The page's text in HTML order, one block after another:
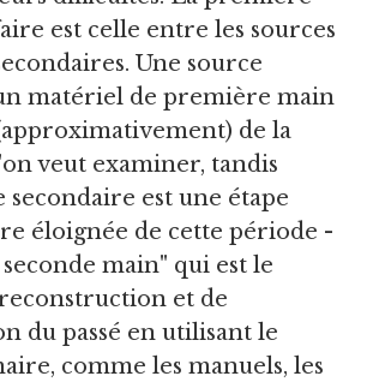
est celle entre les sources
Une source
matériel de première main
de la
veut examiner, tandis
secondaire est une étape
éloignée de cette période -
main" qui est le
et de
du passé en utilisant le
comme les manuels, les